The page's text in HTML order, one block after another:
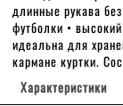
длинные рукава
футболки •
идеальна для
кармане куртки.
Характеристики